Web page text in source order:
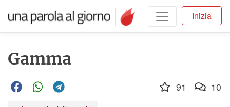
Inizia
Gamma
91 10